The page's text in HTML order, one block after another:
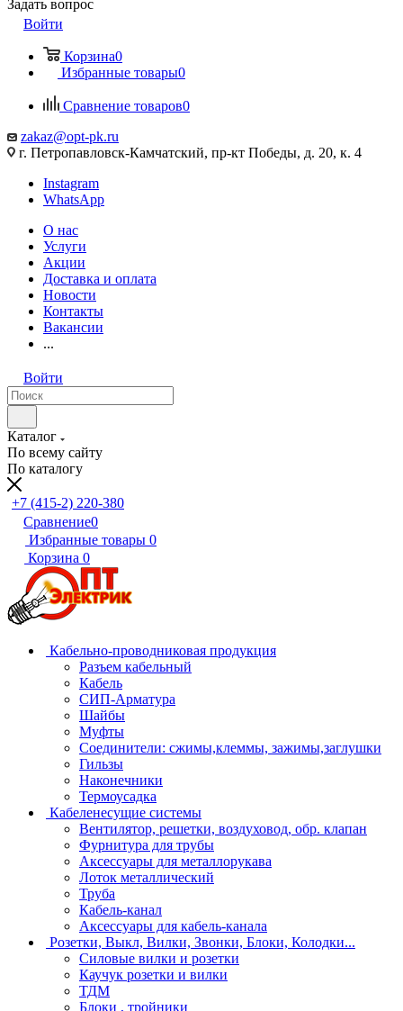
Задать вопрос
Войти
Корзина0
Избранные товары0
Сравнение товаров0
zakaz@opt-pk.ru
г. Петропавловск-Камчатский, пр-кт Победы, д. 20, к. 4
Instagram
WhatsApp
О нас
Услуги
Акции
Доставка и оплата
Новости
Контакты
Вакансии
...
Войти
Каталог
По всему сайту
По каталогу
+7 (415-2) 220-380
Сравнение0
Избранные товары 0
Корзина 0
Кабельно-проводниковая продукция
Разъем кабельный
Кабель
СИП-Арматура
Шайбы
Муфты
Соединители: сжимы,клеммы, зажимы,заглушки
Гильзы
Наконечники
Термоусадка
Кабеленесущие системы
Вентилятор, решетки, воздуховод, обр. клапан
Фурнитура для трубы
Аксессуары для металлорукава
Лоток металлический
Труба
Кабель-канал
Аксессуары для кабель-канала
Розетки, Выкл, Вилки, Звонки, Блоки, Колодки...
Силовые вилки и розетки
Каучук розетки и вилки
ТДМ
Блоки , тройники